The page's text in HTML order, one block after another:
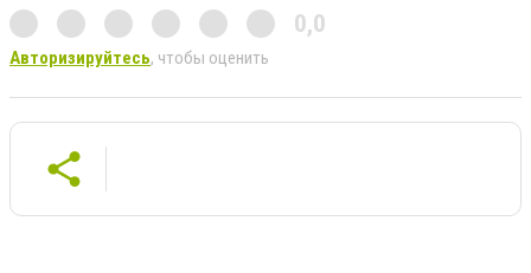
0,0
Авторизируйтесь, чтобы оценить